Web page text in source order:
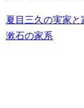
夏目三久の実家と
漱石の家系